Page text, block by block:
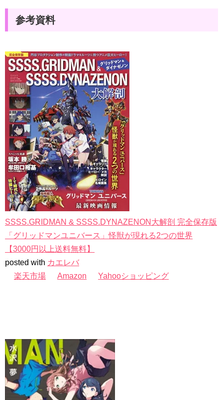
参考資料
SSSS.GRIDMAN & SSSS.DYNAZENON大解剖 完全保存版
「グリッドマンユニバース」怪獣が現れる2つの世界
【3000円以上送料無料】
posted with カエレバ
楽天市場
Amazon Yahooショッピング